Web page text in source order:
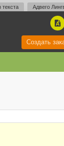
текста Адвего
A
Создать